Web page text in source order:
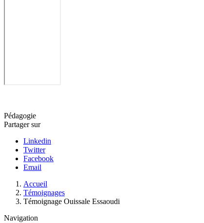
Pédagogie
Partager sur
Linkedin
Twitter
Facebook
Email
d'Ariane
Accueil
Témoignages
Témoignage Ouissale Essaoudi
Navigation